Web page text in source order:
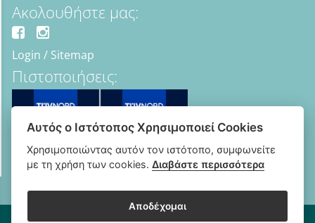
Ακολουθήστε μας:
Login / Sitemap
Πιστοποιήσεις:
Copyright © 2018 - 2026 B2B Οπτικά - Optipharma e-shop
Αυτός ο Ιστότοπος Χρησιμοποιεί Cookies
Χρησιμοποιώντας αυτόν τον ιστότοπο, συμφωνείτε
με τη χρήση των cookies.Διαβάστε περισσότερα
Αποδέχομαι